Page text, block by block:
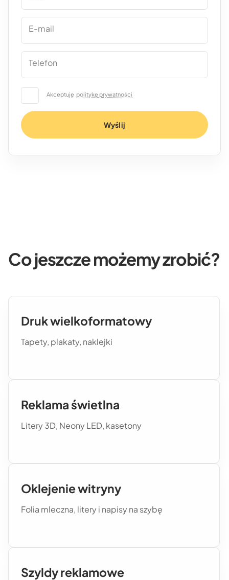
E-mail
Telefon
Akceptuję politykę prywatności
Wyślij
Co jeszcze możemy zrobić?
Druk wielkoformatowy
Tapety, plakaty, naklejki
Reklama świetlna
Litery 3D, Neony LED, kasetony
Oklejenie witryny
Folia mleczna, litery i napisy na szybę
Szyldy reklamowe